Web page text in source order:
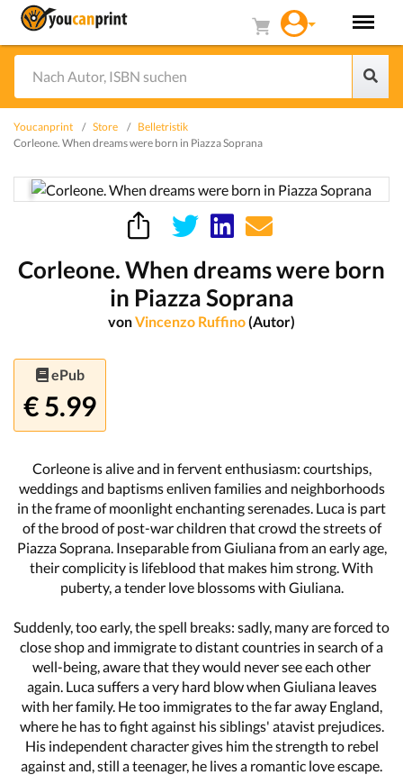
Youcanprint Store
Belletristik
Corleone. When dreams were born in Piazza Soprana
Corleone. When dreams were born
in Piazza Soprana
vonVincenzo Ruffino(Autor)
ePub
€ 5.99
Corleone is alive and in fervent enthusiasm: courtships,
weddings and baptisms enliven families and neighborhoods
in the frame of moonlight enchanting serenades. Luca is part
of the brood of post-war children that crowd the streets of
Piazza Soprana. Inseparable from Giuliana from an early age,
their complicity is lifeblood that makes him strong. With
puberty, a tender love blossoms with Giuliana.
Suddenly, too early, the spell breaks: sadly, many are forced to
close shop and immigrate to distant countries in search of a
well-being, aware that they would never see each other
again. Luca suffers a very hard blow when Giuliana leaves
with her family. He too immigrates to the far away England,
where he has to fight against his siblings' atavist prejudices.
His independent character gives him the strength to rebel
against and, still a teenager, he lives a romantic love escape.